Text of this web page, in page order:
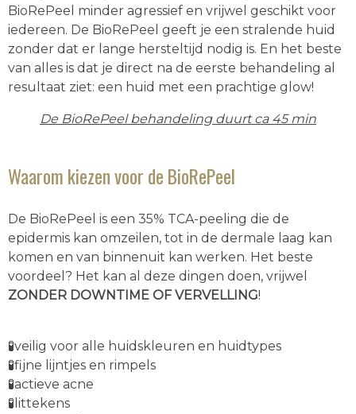
BioRePeel minder agressief en vrijwel geschikt voor
iedereen. De BioRePeel geeft je een stralende huid
zonder dat er lange hersteltijd nodig is. En het beste
van alles is dat je direct na de eerste behandeling al
resultaat ziet: een huid met een prachtige glow!
De BioRePeel behandeling duurt ca 45 min
Waarom kiezen voor de BioRePeel
De BioRePeel is een 35% TCA-peeling die de
epidermis kan omzeilen, tot in de dermale laag kan
komen en van binnenuit kan werken. Het beste
voordeel? Het kan al deze dingen doen, vrijwel
ZONDER DOWNTIME OF VERVELLING!
🧪veilig voor alle huidskleuren en huidtypes
🧪fijne lijntjes en rimpels
🧪actieve acne
🧪littekens